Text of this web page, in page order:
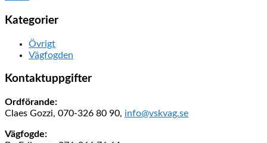
Kategorier
Övrigt
Vägfogden
Kontaktuppgifter
Ordförande:
Claes Gozzi, 070-326 80 90, info@vskvag.se
Vägfogde: